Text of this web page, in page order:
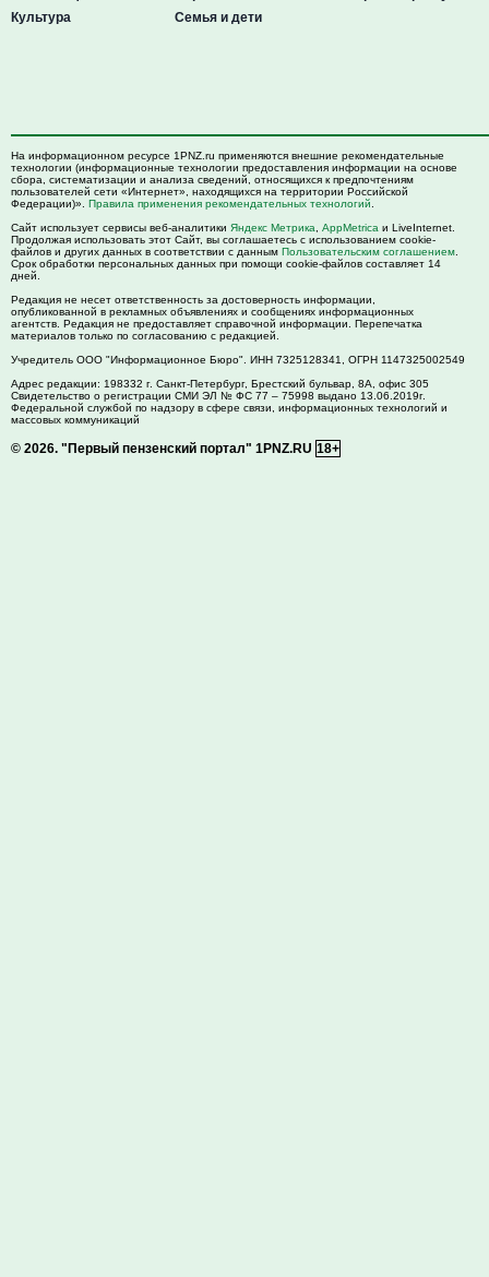
Культура
Семья и дети
На информационном ресурсе 1PNZ.ru применяются внешние рекомендательные
технологии (информационные технологии предоставления информации на основе
сбора, систематизации и анализа сведений, относящихся к предпочтениям
пользователей сети «Интернет», находящихся на территории Российской
Федерации)». Правила применения рекомендательных технологий
Сайт использует сервисы веб-аналитики Яндекс Метрика AppMetrica и LiveInternet.
Продолжая использовать этот Сайт, вы соглашаетесь с использованием cookie-
файлов и других данных в соответствии с данным Пользовательским соглашением
Срок обработки персональных данных при помощи cookie-файлов составляет 14
дней.
Редакция не несет ответственность за достоверность информации,
опубликованной в рекламных объявлениях и сообщениях информационных
агентств. Редакция не предоставляет справочной информации. Перепечатка
материалов только по согласованию с редакцией.
Учредитель ООО "Информационное Бюро". ИНН 7325128341, ОГРН 1147325002549
Адрес редакции: 198332 г. Санкт-Петербург, Брестский бульвар, 8А, офис 305
Свидетельство о регистрации СМИ ЭЛ № ФС 77 – 75998 выдано 13.06.2019г.
Федеральной службой по надзору в сфере связи, информационных технологий и
массовых коммуникаций
© 2026. "Первый пензенский портал" 1PNZ.RU 18+